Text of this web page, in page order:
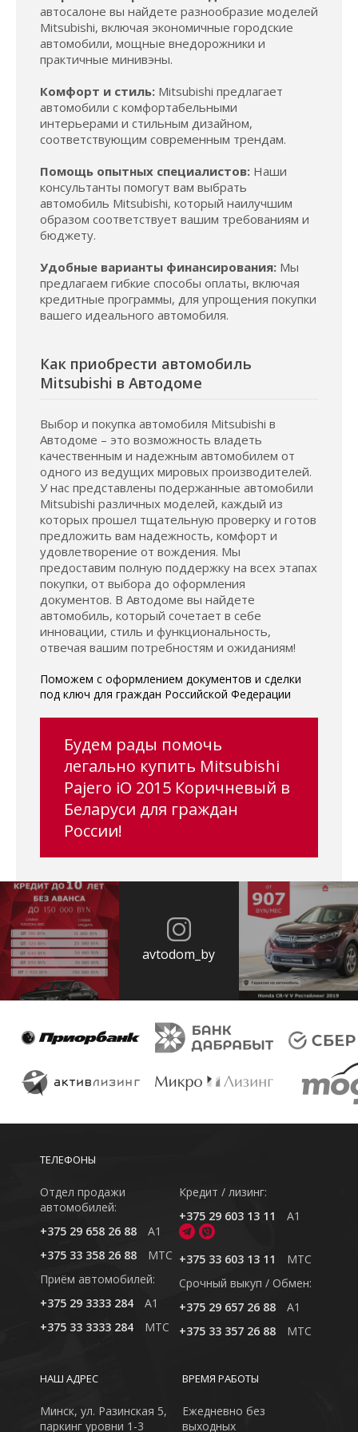
автосалоне вы найдете разнообразие моделей
Mitsubishi, включая экономичные городские
автомобили, мощные внедорожники и
практичные минивэны.
Комфорт и стиль: Mitsubishi предлагает
автомобили с комфортабельными
интерьерами и стильным дизайном,
соответствующим современным трендам.
Помощь опытных специалистов: Наши
консультанты помогут вам выбрать
автомобиль Mitsubishi, который наилучшим
образом соответствует вашим требованиям и
бюджету.
Удобные варианты финансирования: Мы
предлагаем гибкие способы оплаты, включая
кредитные программы, для упрощения покупки
вашего идеального автомобиля.
Как приобрести автомобиль
Mitsubishi в Автодоме
Выбор и покупка автомобиля Mitsubishi в
Автодоме – это возможность владеть
качественным и надежным автомобилем от
одного из ведущих мировых производителей.
У нас представлены подержанные автомобили
Mitsubishi различных моделей, каждый из
которых прошел тщательную проверку и готов
предложить вам надежность, комфорт и
удовлетворение от вождения. Мы
предоставим полную поддержку на всех этапах
покупки, от выбора до оформления
документов. В Автодоме вы найдете
автомобиль, который сочетает в себе
инновации, стиль и функциональность,
отвечая вашим потребностям и ожиданиям!
Поможем с оформлением документов и сделки
под ключ для граждан Российской Федерации
Будем рады помочь
легально купить Mitsubishi
Pajero iO 2015 Коричневый в
Беларуси для граждан
России!
avtodom_by
ТЕЛЕФОНЫ
Отдел продажи
автомобилей:
+375 29 658 26 88
A1
+375 33 358 26 88
MTC
Приём автомобилей:
+375 29 3333 284
A1
+375 33 3333 284
MTC
Кредит / лизинг:
+375 29 603 13 11
A1
+375 33 603 13 11
MTC
Cрочный выкуп / Обмен:
+375 29 657 26 88
A1
+375 33 357 26 88
MTC
ВРЕМЯ РАБОТЫ
Ежедневно без
выходных
НАШ АДРЕС
Минск, ул. Разинская 5,
паркинг уровни 1-3